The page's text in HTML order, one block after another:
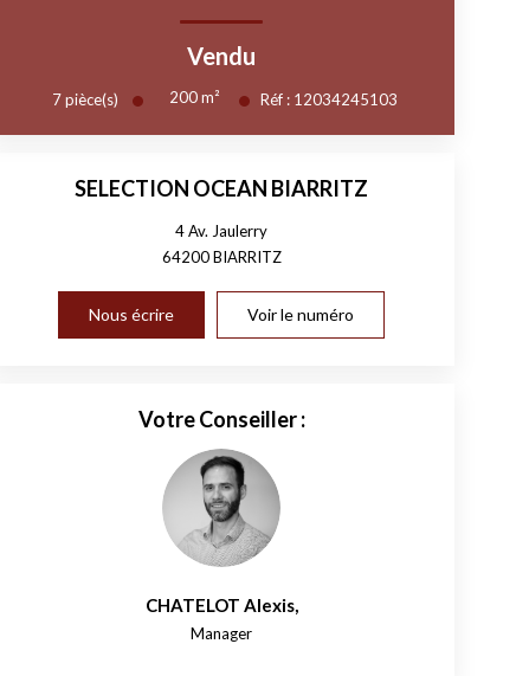
Vendu
7pièce(s) 200m² Réf : 12034245103
SELECTION OCEAN BIARRITZ
4 Av. Jaulerry
64200BIARRITZ
Nous écrire Voir le numéro
Votre Conseiller :
CHATELOT Alexis,
Manager